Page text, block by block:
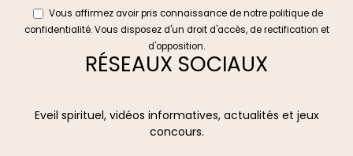
Vous affirmez avoir pris connaissance de notrepolitique de
confidentialité. Vous disposez d'un droit d'accès, de rectification et
d'opposition.
RÉSEAUX SOCIAUX
Eveil spirituel, vidéos informatives, actualités et jeux
concours.